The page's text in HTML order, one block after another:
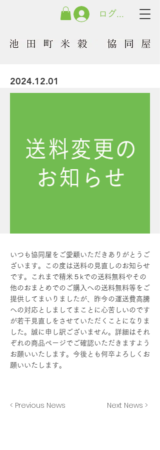
ログイン
2024.12.01
いつも協同屋をご愛顧いただきありがとうご
ざいます。この度は送料の見直しのお知らせ
です。これまで精米５kでの送料無料やその
他のおまとめでのご購入への送料無料等をご
提供してまいりましたが、昨今の運送費高騰
への対応としましてまことに心苦しいのです
が若干見直しをさせていただくことになりま
した。誠に申し訳ございません。詳細はそれ
ぞれの商品ページでご確認いただきますよう
お願いいたします。今後とも何卒よろしくお
願いいたします。
< Previous News Next News >